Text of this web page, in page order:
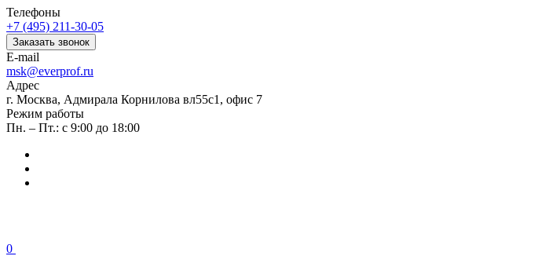
Телефоны
+7 (495) 211-30-05
Заказать звонок
E-mail
msk@everprof.ru
Адрес
г. Москва, Адмирала Корнилова вл55с1, офис 7
Режим работы
Пн. – Пт.: с 9:00 до 18:00
0